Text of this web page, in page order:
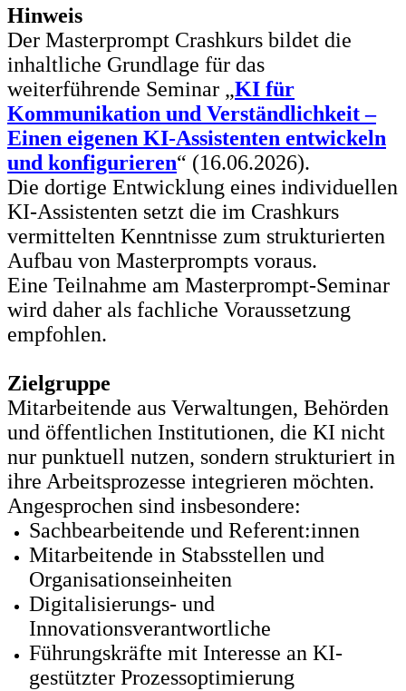
Hinweis
Der Masterprompt Crashkurs bildet die
inhaltliche Grundlage für das
weiterführende Seminar „KI für
Kommunikation und Verständlichkeit –
Einen eigenen KI-Assistenten entwickeln
und konfigurieren“ (16.06.2026).
Die dortige Entwicklung eines individuellen
KI-Assistenten setzt die im Crashkurs
vermittelten Kenntnisse zum strukturierten
Aufbau von Masterprompts voraus.
Eine Teilnahme am Masterprompt-Seminar
wird daher als fachliche Voraussetzung
empfohlen.
Zielgruppe
Mitarbeitende aus Verwaltungen, Behörden
und öffentlichen Institutionen, die KI nicht
nur punktuell nutzen, sondern strukturiert in
ihre Arbeitsprozesse integrieren möchten.
Angesprochen sind insbesondere:
Sachbearbeitende und Referent:innen
Mitarbeitende in Stabsstellen und
Organisationseinheiten
Digitalisierungs- und
Innovationsverantwortliche
Führungskräfte mit Interesse an KI-
gestützter Prozessoptimierung